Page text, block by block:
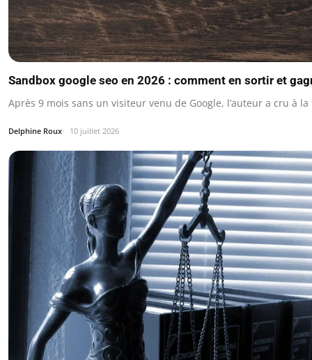
Sandbox google seo en 2026 : comment en sortir et
Après 9 mois sans un visiteur venu de Google, l’auteur a cru à
Delphine Roux 10 juillet 2026